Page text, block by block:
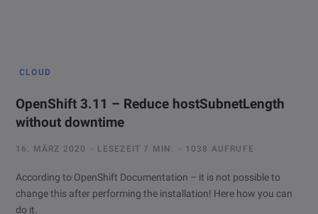
CLOUD
OpenShift 3.11 – Reduce hostSubnetLength
without downtime
16. MÄRZ 2020 LESEZEIT 7 MIN. 1038 AUFRUFE
According to OpenShift Documentation – it is not possible to
change this after performing the installation! Here how you can
do it.